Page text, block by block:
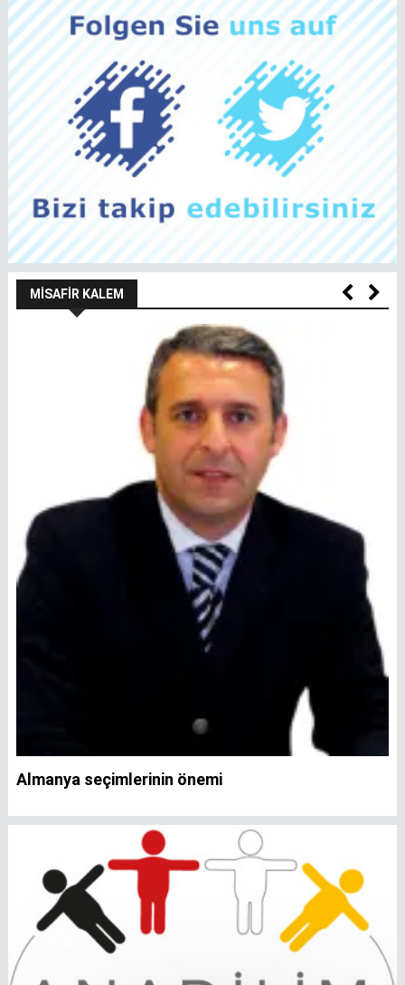
MISAFIR KALEM
Almanya seçimlerinin önemi